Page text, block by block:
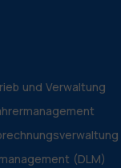
und Verwaltung
(DLM)